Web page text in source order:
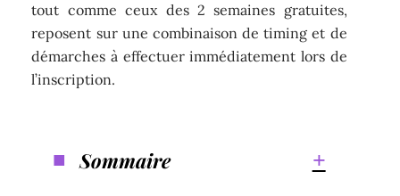
tout comme ceux des 2 semaines gratuites,
reposent sur une combinaison de timing et de
démarches à effectuer immédiatement lors de
l’inscription.
Sommaire